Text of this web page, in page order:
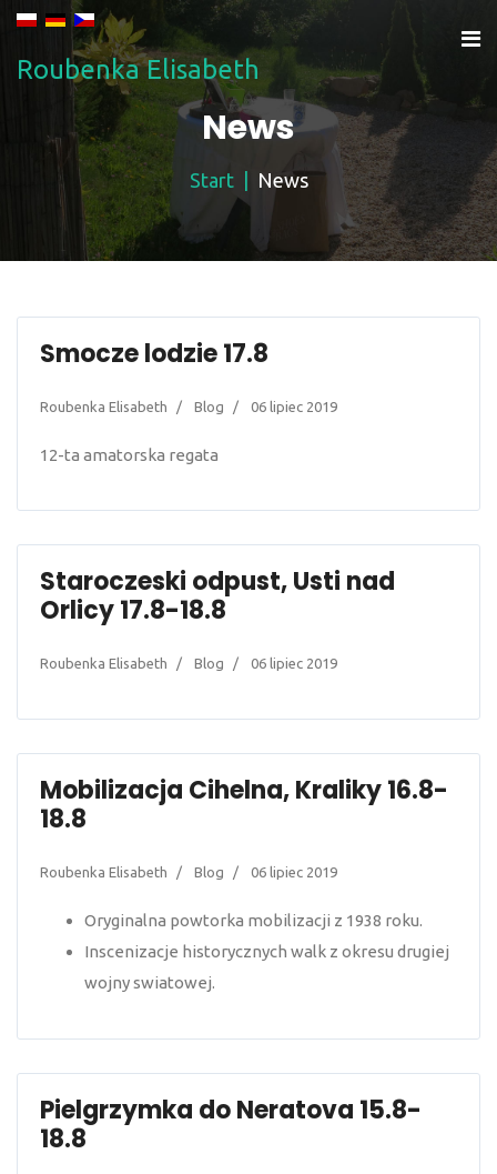
Roubenka Elisabeth
News
Start News
Smocze lodzie 17.8
Roubenka Elisabeth Blog 06 lipiec 2019
12-ta amatorska regata
Staroczeski odpust, Usti nad
Orlicy 17.8-18.8
Roubenka Elisabeth Blog 06 lipiec 2019
Mobilizacja Cihelna, Kraliky 16.8-
18.8
Roubenka Elisabeth Blog 06 lipiec 2019
Oryginalna powtorka mobilizacji z 1938 roku.
Inscenizacje historycznych walk z okresu drugiej
wojny swiatowej.
Pielgrzymka do Neratova 15.8-
18.8